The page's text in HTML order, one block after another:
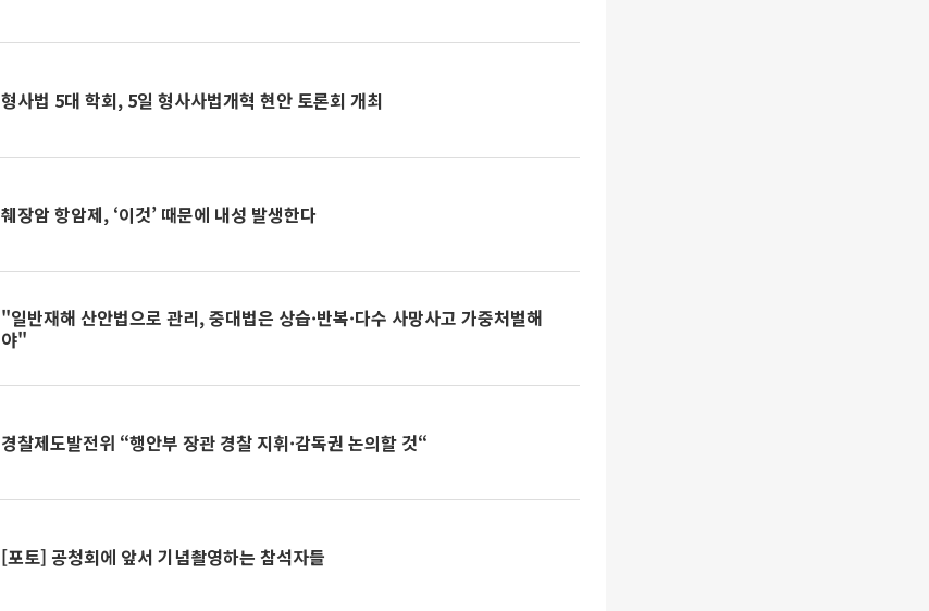
형사법 5대 학회, 5일 형사사법개혁 현안 토론회 개최
췌장암 항암제, ‘이것’ 때문에 내성 발생한다
"일반재해 산안법으로 관리, 중대법은 상습·반복·다수 사망사고 가중처벌해
야"
경찰제도발전위 “행안부 장관 경찰 지휘·감독권 논의할 것“
[포토] 공청회에 앞서 기념촬영하는 참석자들